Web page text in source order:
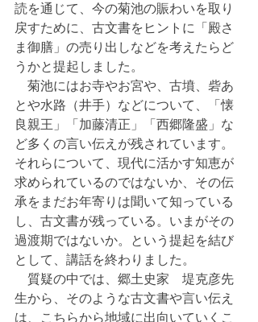
読を通じて、今の菊池の賑わいを取り
戻すために、古文書をヒントに「殿さ
ま御膳」の売り出しなどを考えたらど
うかと提起しました。
菊池にはお寺やお宮や、古墳、砦あ
とや水路（井手）などについて、「懐
良親王」「加藤清正」「西郷隆盛」な
ど多くの言い伝えが残されています。
それらについて、現代に活かす知恵が
求められているのではないか、その伝
承をまだお年寄りは聞いて知っている
し、古文書が残っている。いまがその
過渡期ではないか。という提起を結び
として、講話を終わりました。
質疑の中では、郷土史家　堤克彦先
生から、そのような古文書や言い伝え
は、こちらから地域に出向いていくこ